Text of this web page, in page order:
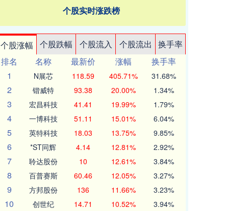
个股实时涨跌榜
个股涨幅 个股跌幅 个股流入 个股流出
换手率
排名
名称 最新价 涨幅
换手率
1
N展芯 118.59 405.71% 31.68%
2 锴威特 93.38 20.00% 1.34%
3 宏昌科技 41.41 19.99% 1.79%
4 一博科技 51.11 15.01% 6.04%
5 英特科技 18.03 13.75% 9.85%
6 *ST同辉 4.14 12.81% 2.92%
7 聆达股份 10 12.61% 3.84%
8 百普赛斯 60.46 12.05% 3.27%
9 方邦股份 136 11.66% 3.23%
10 创世纪 14.71 10.52% 3.94%